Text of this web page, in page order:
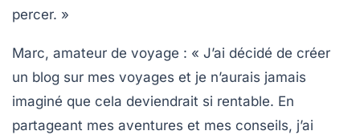
percer. »
Marc, amateur de voyage : « J’ai décidé de créer
un blog sur mes voyages et je n’aurais jamais
imaginé que cela deviendrait si rentable. En
partageant mes aventures et mes conseils, j’ai